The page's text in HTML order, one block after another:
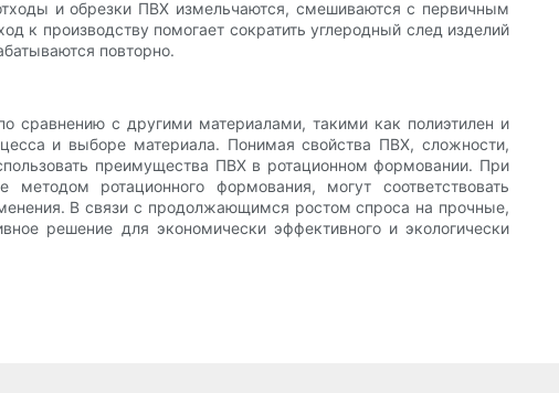
и обрезки ПВХ измельчаются, смешиваются с первичным
к производству помогает сократить углеродный след изделий
повторно.
сравнению с другими материалами, такими как полиэтилен и
и выборе материала. Понимая свойства ПВХ, сложности,
преимущества ПВХ в ротационном формовании. При
ротационного формования, могут соответствовать
В связи с продолжающимся ростом спроса на прочные,
решение для экономически эффективного и экологически